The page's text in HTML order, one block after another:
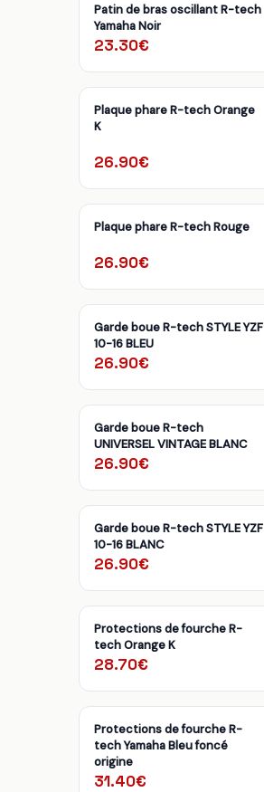
Patin de bras oscillant R-tech
Yamaha Noir
23.30€
Plaque phare R-tech Orange
K
26.90€
Plaque phare R-tech Rouge
26.90€
Garde boue R-tech STYLE YZF
10-16 BLEU
26.90€
Garde boue R-tech
UNIVERSEL VINTAGE BLANC
26.90€
Garde boue R-tech STYLE YZF
10-16 BLANC
26.90€
Protections de fourche R-
tech Orange K
28.70€
Protections de fourche R-
tech Yamaha Bleu foncé
origine
31.40€